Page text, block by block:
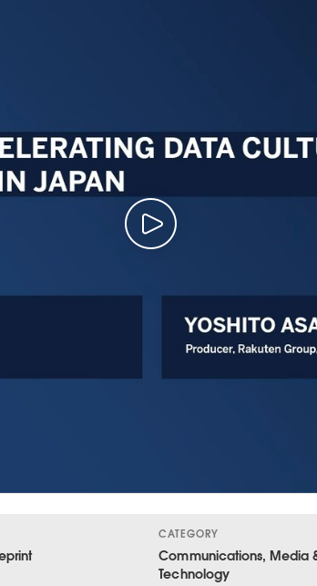
CATEGORY
Communications, Media
Technology